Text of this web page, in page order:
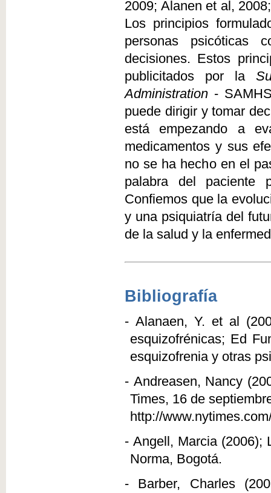
2009; Alanen et al,
Los principios
personas psicóticas
decisiones. Estos
publicitados por la
Administration -
puede dirigir y tomar
está empezando a
medicamentos y sus
no se ha hecho en el
palabra del paciente
Confiemos que la
y una psiquiatría del
de la salud y la
Bibliografía
- Alanaen, Y. et al
esquizofrénicas; Ed
esquizofrenia y otras
- Andreasen, Nancy
Times, 16 de
http://
- Angell, Marcia (2006);
Norma, Bogotá.
-
Barber, Charles